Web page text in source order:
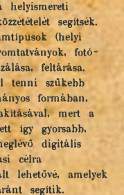
helyismereti
segítsék.
(helyi
fotó-
feltárása.
tenni szűkebb
formában,
mert a
így gyorsabb,
digitális
célra
lehetővé, amelyek
segítik.